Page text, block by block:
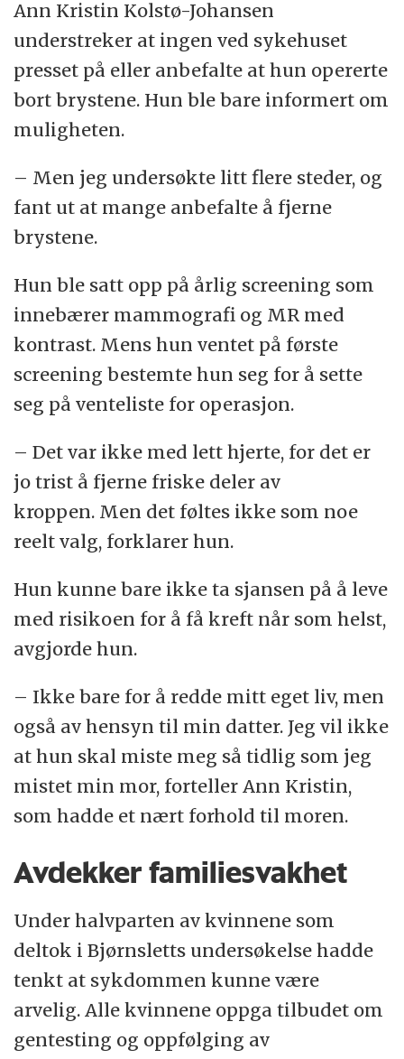
Ann Kristin Kolstø-Johansen
understreker at ingen ved sykehuset
presset på eller anbefalte at hun opererte
bort brystene. Hun ble bare informert om
muligheten.
– Men jeg undersøkte litt flere steder, og
fant ut at mange anbefalte å fjerne
brystene.
Hun ble satt opp på årlig screening som
innebærer mammografi og MR med
kontrast. Mens hun ventet på første
screening bestemte hun seg for å sette
seg på venteliste for operasjon.
– Det var ikke med lett hjerte, for det er
jo trist å fjerne friske deler av
kroppen. Men det føltes ikke som noe
reelt valg, forklarer hun.
Hun kunne bare ikke ta sjansen på å leve
med risikoen for å få kreft når som helst,
avgjorde hun.
– Ikke bare for å redde mitt eget liv, men
også av hensyn til min datter. Jeg vil ikke
at hun skal miste meg så tidlig som jeg
mistet min mor, forteller Ann Kristin,
som hadde et nært forhold til moren.
Avdekker familiesvakhet
Under halvparten av kvinnene som
deltok i Bjørnsletts undersøkelse hadde
tenkt at sykdommen kunne være
arvelig. Alle kvinnene oppga tilbudet om
gentesting og oppfølging av